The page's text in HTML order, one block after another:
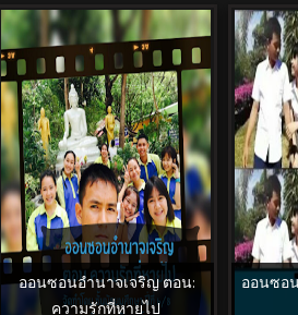
ออนซอนอำนาจเจริญ ตอน:
ความรักที่หายไป
ออนซอ